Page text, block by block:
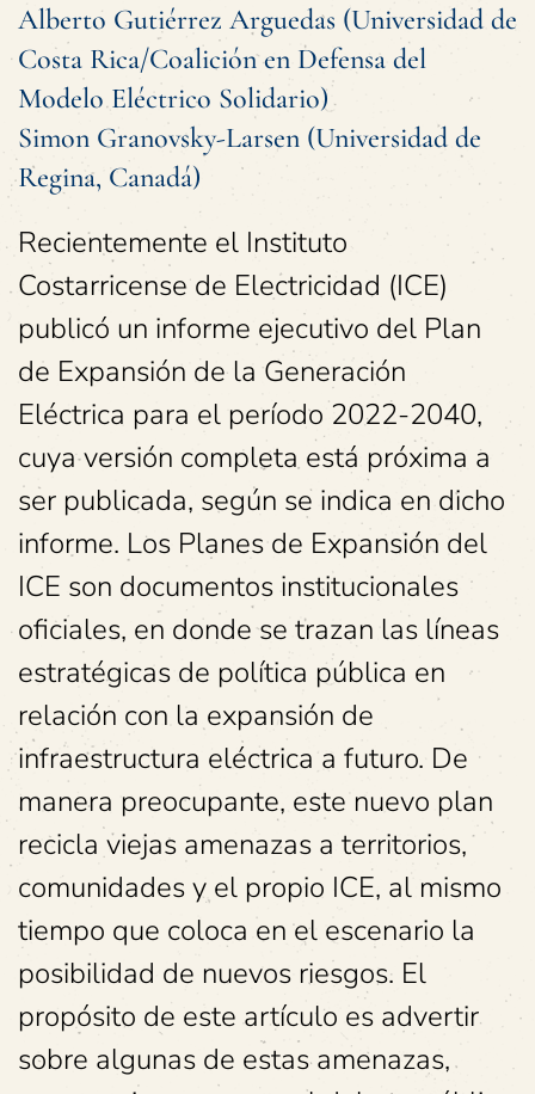
Alberto Gutiérrez Arguedas (Universidad de
Costa Rica/Coalición en Defensa del
Modelo Eléctrico Solidario)
Simon Granovsky-Larsen (Universidad de
Regina, Canadá)
Recientemente el Instituto
Costarricense de Electricidad (ICE)
publicó un informe ejecutivo del Plan
de Expansión de la Generación
Eléctrica para el período 2022-2040,
cuya versión completa está próxima a
ser publicada, según se indica en dicho
informe. Los Planes de Expansión del
ICE son documentos institucionales
oficiales, en donde se trazan las líneas
estratégicas de política pública en
relación con la expansión de
infraestructura eléctrica a futuro. De
manera preocupante, este nuevo plan
recicla viejas amenazas a territorios,
comunidades y el propio ICE, al mismo
tiempo que coloca en el escenario la
posibilidad de nuevos riesgos. El
propósito de este artículo es advertir
sobre algunas de estas amenazas,